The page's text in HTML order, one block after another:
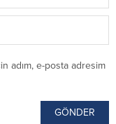
adım, e-posta adresim